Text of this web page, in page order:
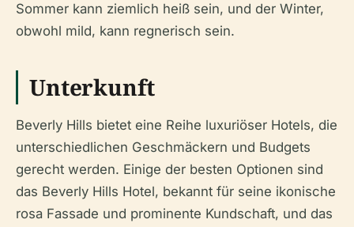
Sommer kann ziemlich heiß sein, und der Winter,
obwohl mild, kann regnerisch sein.
Unterkunft
Beverly Hills bietet eine Reihe luxuriöser Hotels, die
unterschiedlichen Geschmäckern und Budgets
gerecht werden. Einige der besten Optionen sind
das Beverly Hills Hotel, bekannt für seine ikonische
rosa Fassade und prominente Kundschaft, und das